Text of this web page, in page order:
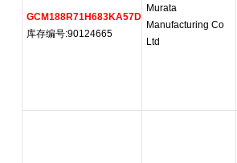
GCM188R71H683KA57D
库存编号:90124665
Murata
Manufacturing Co
Ltd